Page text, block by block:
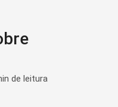
de leitura